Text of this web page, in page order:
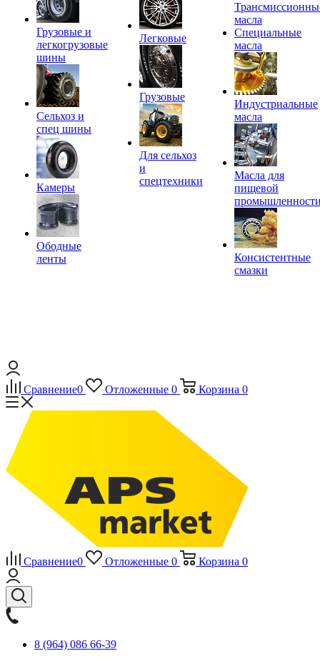
Грузовые и
легкогрузовые
шины
Сельхоз и
спец шины
Камеры
Ободные
ленты
Легковые
Грузовые
Для сельхоз
и
спецтехники
масла
Специальные
масла
Индустриальные
масла
Масла для
пищевой
Консистентные
смазки
Сравнение0 Отложенные 0 Корзина 0
Сравнение0 Отложенные 0 Корзина 0
8 (964) 086 66-39